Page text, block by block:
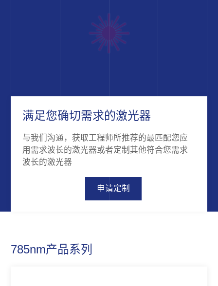
满足您确切需求的激光器
与我们沟通，获取工程师所推荐的最匹配您应
用需求波长的激光器或者定制其他符合您需求
波长的激光器
申请定制
785nm产品系列